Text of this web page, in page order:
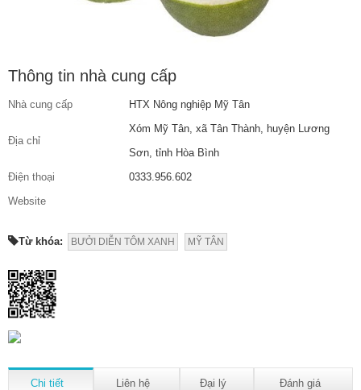
Thông tin nhà cung cấp
Nhà cung cấp HTX Nông nghiệp Mỹ Tân
Địa chỉ
Xóm Mỹ Tân, xã Tân Thành, huyện Lương
Sơn, tỉnh Hòa Bình
Điện thoại
0333.956.602
Website
Từ khóa: BƯỞI DIỄN TÔM XANH MỸ TÂN
Chi tiết Liên hệ Đại lý Đánh giá